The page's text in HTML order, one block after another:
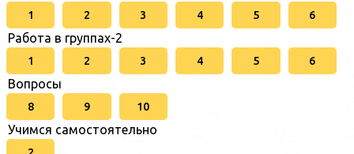
1 2 3 4 5 6
Работа в группах-2
1 2 3 4 5 6
Вопросы
8 9 10
Учимся самостоятельно